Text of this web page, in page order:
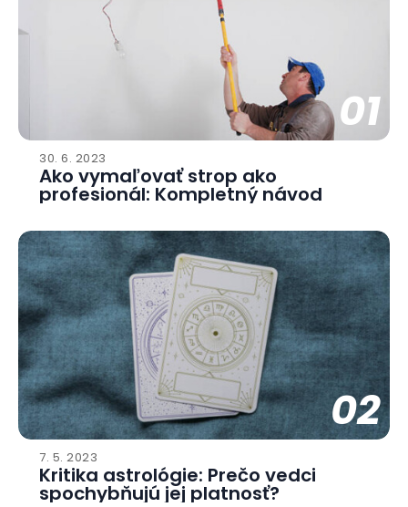
01
30. 6. 2023
Ako vymaľovať strop ako
profesionál: Kompletný návod
02
7. 5. 2023
Kritika astrológie: Prečo vedci
spochybňujú jej platnosť?